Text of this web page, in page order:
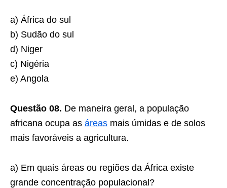
a) África do sul
b) Sudão do sul
d) Niger
c) Nigéria
e) Angola
Questão 08. De maneira geral, a população
africana ocupa as áreas mais úmidas e de solos
mais favoráveis a agricultura.
a) Em quais áreas ou regiões da África existe
grande concentração populacional?